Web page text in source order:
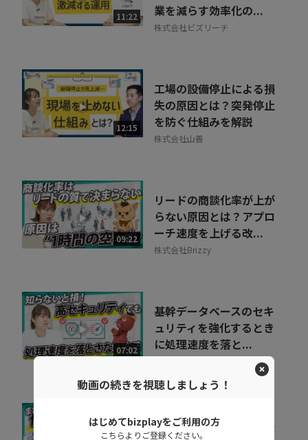
11:22
業を減らす効率化の...
株式会社ビズリーチ
12:15
工場の設備停止による損
失の原因とは？突発停止
を防ぐ仕組みを解説
株式会社山善
09:22
リードの商談化率が上が
らない原因とは？アプロ
ーチ速度を上げる改...
株式会社Brizzy
07:02
基幹データベースのセキ
ュリティを強化するとき
に処理速度を落と...
ペンタセキュリティ株式会社
「私たちは安全だ」と思
動画の続きを視聴しましょう！
はじめてbizplayをご利用の方
こちらよりご登録ください。